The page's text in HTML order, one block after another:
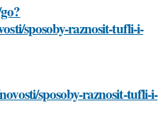
sposoby-raznosit-tufli-i-
sposoby-raznosit-tufli-i-